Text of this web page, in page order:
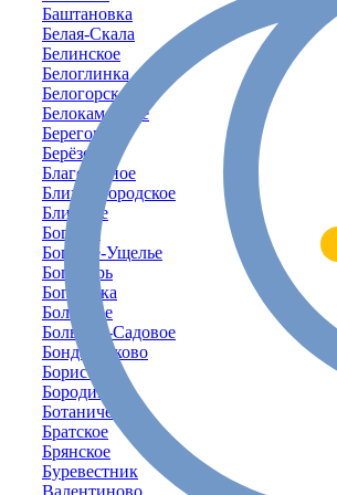
Баштановка
Белая-Скала
Белинское
Белоглинка
Белогорск
Белокаменное
Береговое
Берёзовка
Благодатное
Ближнегородское
Ближнее
Богатое
Богатое-Ущелье
Богатырь
Богачёвка
Болотное
Большое-Садовое
Бондаренково
Борисовка
Бородино
Ботаническое
Братское
Брянское
Буревестник
Валентиново